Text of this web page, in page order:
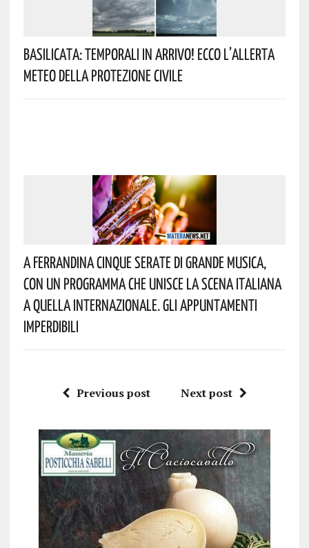
Basilicata: Temporali In Arrivo! Ecco L’allerta
Meteo Della Protezione Civile
A Ferrandina Cinque Serate Di Grande Musica,
Con Un Programma Che Unisce La Scena Italiana
A Quella Internazionale. Gli Appuntamenti
Imperdibili
Previous post Next post